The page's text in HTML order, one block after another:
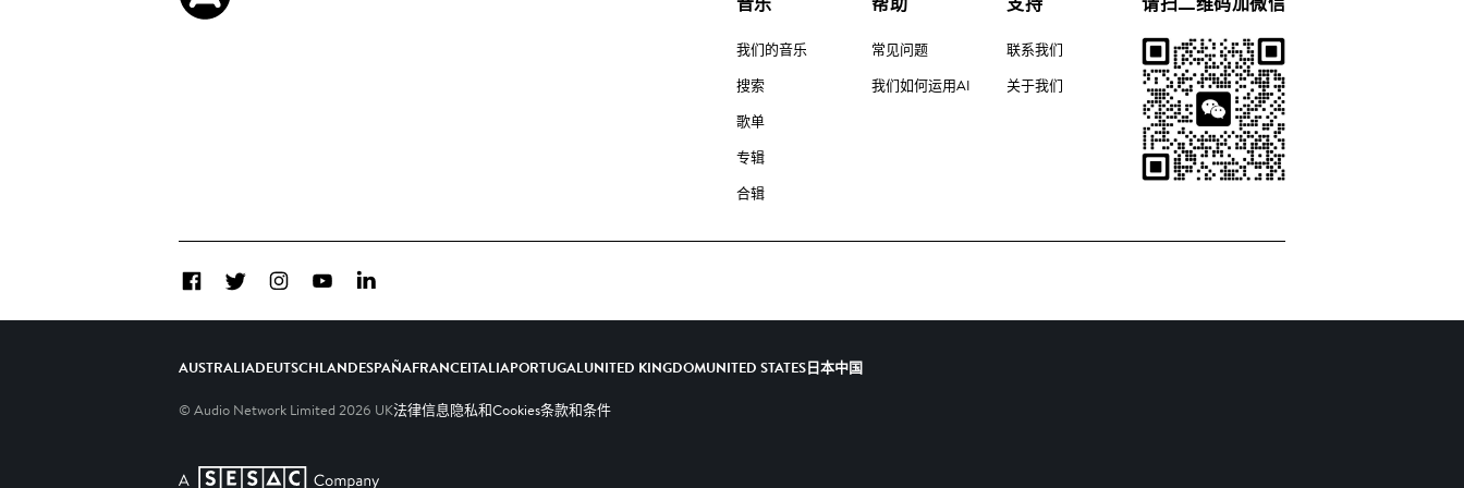
我们的音乐
搜索
歌单
专辑
合辑
常见问题
我们如何运用AI
联系我们
关于我们
FacebookTwitterInstagramYouTubeLinkedIn
AUSTRALIADEUTSCHLANDESPAÑAFRANCEITALIAPORTUGALUNITED KINGDOMUNITED STATES日本中国
© Audio Network Limited 2026 UK法律信息隐私和Cookies条款和条件
A SESAC Company